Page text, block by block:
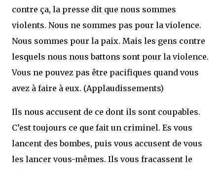
contre ça, la presse dit que nous sommes
violents. Nous ne sommes pas pour la violence.
Nous sommes pour la paix. Mais les gens contre
lesquels nous nous battons sont pour la violence.
Vous ne pouvez pas être pacifiques quand vous
avez à faire à eux. (Applaudissements)
Ils nous accusent de ce dont ils sont coupables.
C’est toujours ce que fait un criminel. Es vous
lancent des bombes, puis vous accusent de vous
les lancer vous-mêmes. Ils vous fracassent le